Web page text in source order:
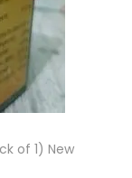
of 1) New